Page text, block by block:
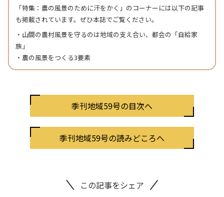
「特集：農の風景のために汗をかく 」のコーナーには以下の記事
も掲載されています。ぜひ本誌でご覧ください。
・山間の農村風景を守るのは地域の支え合い、都会の「自給家
族」
・農の風景をつくる3要素
季刊地域59号の目次へ
季刊地域59号の読みどころへ
この記事をシェア